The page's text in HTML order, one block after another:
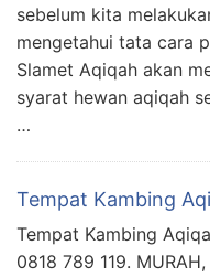
sebelum kita
mengetahui tata cara
Slamet Aqiqah akan
syarat hewan aqiqah
…
Tempat Kambing
Tempat Kambing
0818 789 119.